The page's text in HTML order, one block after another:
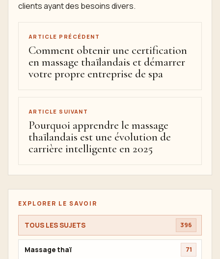
clients ayant des besoins divers.
ARTICLE PRÉCÉDENT
Comment obtenir une certification
en massage thaïlandais et démarrer
votre propre entreprise de spa
ARTICLE SUIVANT
Pourquoi apprendre le massage
thaïlandais est une évolution de
carrière intelligente en 2025
EXPLORER LE SAVOIR
TOUS LES SUJETS 396
Massage thaï 71